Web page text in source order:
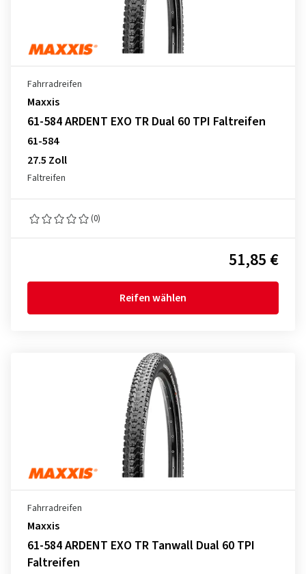
Fahrradreifen
Maxxis
61-584 ARDENT EXO TR Dual 60 TPI Faltreifen
61-584
27.5 Zoll
Faltreifen
(0)
51,85 €
Reifen wählen
Fahrradreifen
Maxxis
61-584 ARDENT EXO TR Tanwall Dual 60 TPI
Faltreifen